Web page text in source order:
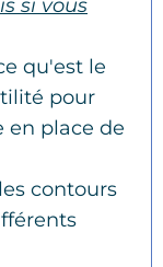
si vous
qu'est le
pour
en place de
contours